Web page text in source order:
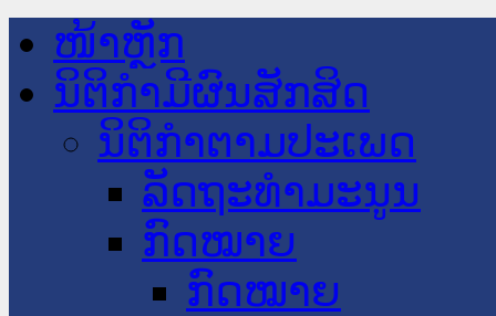
ໜ້າຫຼັກ
ນິຕິກໍາມີຜົນສັກສິດ
ນິຕິກໍາຕາມປະເພດ
ລັດຖະທໍາມະນູນ
ກົດໝາຍ
ກົດໝາຍ